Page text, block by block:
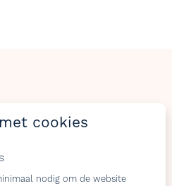
online platform om
cookies
nodig om de website